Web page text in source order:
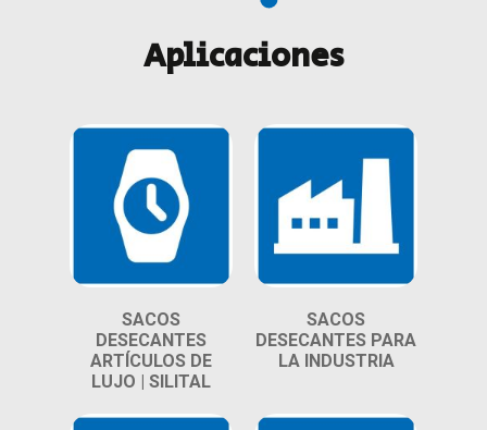
Aplicaciones
SACOS
DESECANTES
ARTÍCULOS DE
LUJO | SILITAL
SACOS
DESECANTES PARA
LA INDUSTRIA